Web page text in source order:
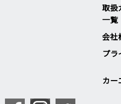
取扱
一覧
会社
プラ
カー